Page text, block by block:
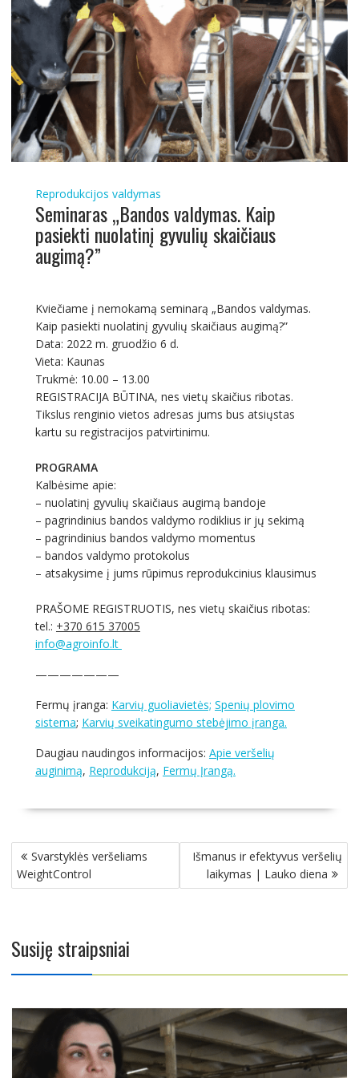
Reprodukcijos valdymas
Seminaras „Bandos valdymas. Kaip
pasiekti nuolatinį gyvulių skaičiaus
augimą?”
Kviečiame į nemokamą seminarą „Bandos valdymas.
Kaip pasiekti nuolatinį gyvulių skaičiaus augimą?”
Data: 2022 m. gruodžio 6 d.
Vieta: Kaunas
Trukmė: 10.00 – 13.00
REGISTRACIJA BŪTINA, nes vietų skaičius ribotas.
Tikslus renginio vietos adresas jums bus atsiųstas
kartu su registracijos patvirtinimu.
PROGRAMA
Kalbėsime apie:
– nuolatinį gyvulių skaičiaus augimą bandoje
– pagrindinius bandos valdymo rodiklius ir jų sekimą
– pagrindinius bandos valdymo momentus
– bandos valdymo protokolus
– atsakysime į jums rūpimus reprodukcinius klausimus
PRAŠOME REGISTRUOTIS, nes vietų skaičius ribotas:
tel.: +370 615 37005
info@agroinfo.lt
———————
Fermų įranga: Karvių guoliavietės; Spenių plovimo
sistema; Karvių sveikatingumo stebėjimo įranga.
Daugiau naudingos informacijos: Apie veršelių
auginimą, Reprodukciją, Fermų Įrangą.
Navigacija
tarp
įrašų
Svarstyklės veršeliams
WeightControl
Išmanus ir efektyvus veršelių
laikymas | Lauko diena
Susiję straipsniai